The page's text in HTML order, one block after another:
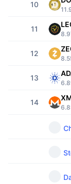
Thịnh
Mới
Tiền mã
Chính trị
Thể thao
Tài chính
Công
Tiền điện
Bitcoin
Ethereum
10
11
12
13
14